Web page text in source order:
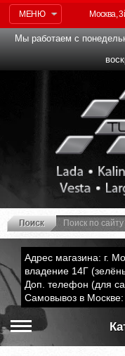
МЕНЮ Москва,
Мы работаем с
Адрес магазина: г.
владение 14Г
Доп. телефон (для
Самовывоз в